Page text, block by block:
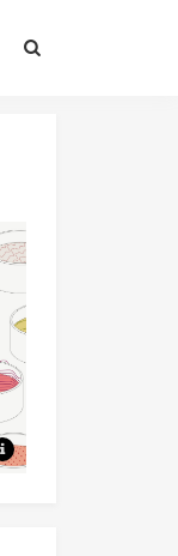
8节课程，问题驱动+大量应用